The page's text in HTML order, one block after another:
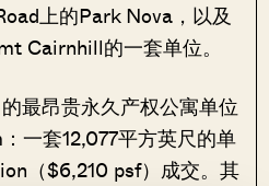
上的Park Nova，以及
Cairnhill的一套单位。
最昂贵永久产权公寓单位
一套12,077平方英尺的单
（$6,210 psf）成交。其